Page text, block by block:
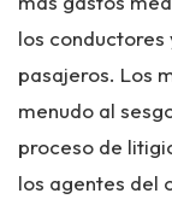
los conductores
pasajeros. Los
menudo al
proceso de
los agentes del